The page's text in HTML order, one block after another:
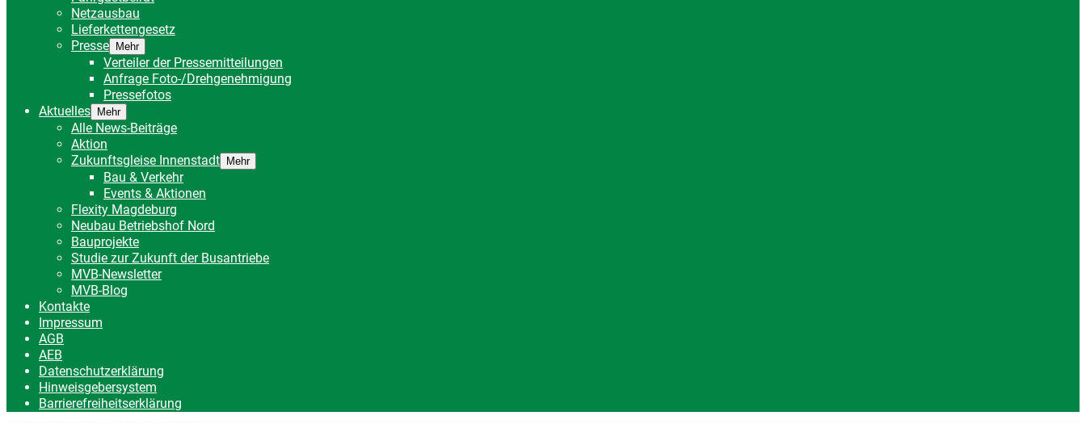
Netzausbau
Lieferkettengesetz
Presse
Mehr
Verteiler der Pressemitteilungen
Anfrage Foto-/Drehgenehmigung
Pressefotos
Aktuelles
Mehr
Alle News-Beiträge
Aktion
Zukunftsgleise Innenstadt
Mehr
Bau & Verkehr
Events & Aktionen
Flexity Magdeburg
Neubau Betriebshof Nord
Bauprojekte
Studie zur Zukunft der Busantriebe
MVB-Newsletter
MVB-Blog
Kontakte
Impressum
AGB
AEB
Datenschutzerklärung
Hinweisgebersystem
Barrierefreiheitserklärung